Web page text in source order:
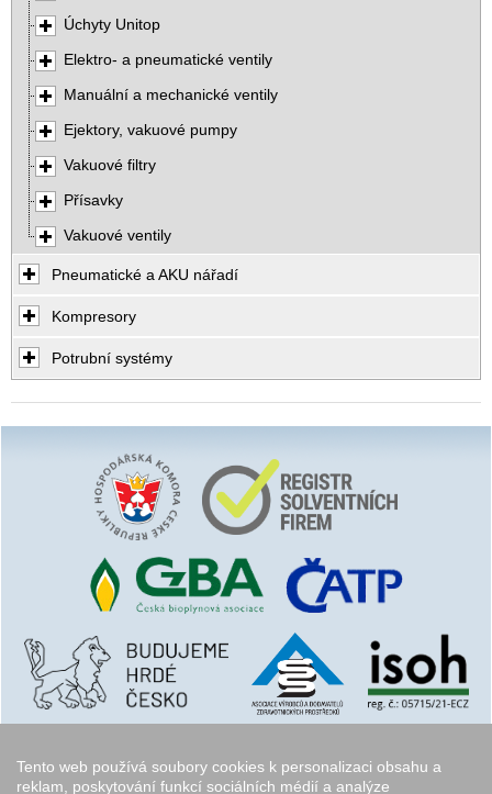
Tento web používá soubory cookies k personalizaci obsahu a
reklam, poskytování funkcí sociálních médií a analýze
Úchyty Unitop
Elektro- a pneumatické ventily
Manuální a mechanické ventily
Ejektory, vakuové pumpy
Vakuové filtry
Přísavky
Vakuové ventily
Pneumatické a AKU nářadí
Kompresory
Potrubní systémy